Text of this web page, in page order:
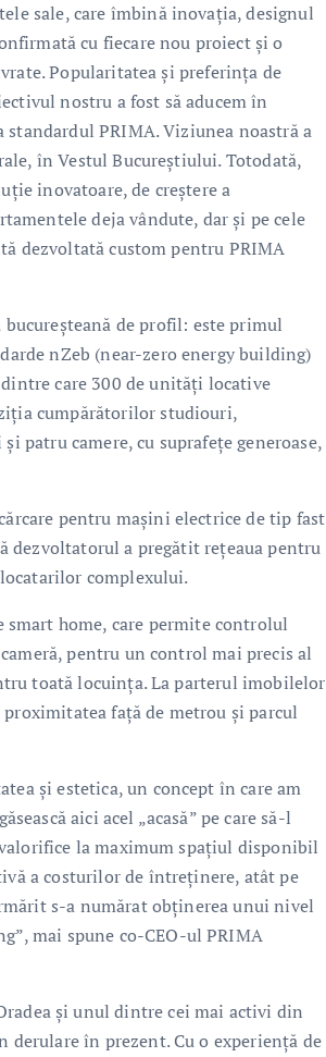
sale, care îmbină inovația, designul
cu fiecare nou proiect și o
Popularitatea și preferința de
nostru a fost să aducem în
PRIMA. Viziunea noastră a
în Vestul Bucureștiului. Totodată,
inovatoare, de creștere a
deja vândute, dar și pe cele
dezvoltată custom pentru PRIMA
de profil: este primul
nZeb (near-zero energy building)
care 300 de unități locative
cumpărătorilor studiouri,
patru camere, cu suprafețe generoase,
pentru mașini electrice de tip fast
dezvoltatorul a pregătit rețeaua pentru
complexului.
smart home, care permite controlul
pentru un control mai precis al
toată locuința. La parterul imobilelor
față de metrou și parcul
și estetica, un concept în care am
aici acel „acasă” pe care să-l
la maximum spațiul disponibil
a costurilor de întreținere, atât pe
s-a numărat obținerea unui nivel
mai spune co-CEO-ul PRIMA
și unul dintre cei mai activi din
în prezent. Cu o experiență de